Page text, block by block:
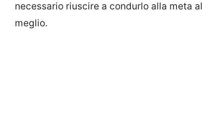
necessario riuscire a condurlo alla meta al
meglio.